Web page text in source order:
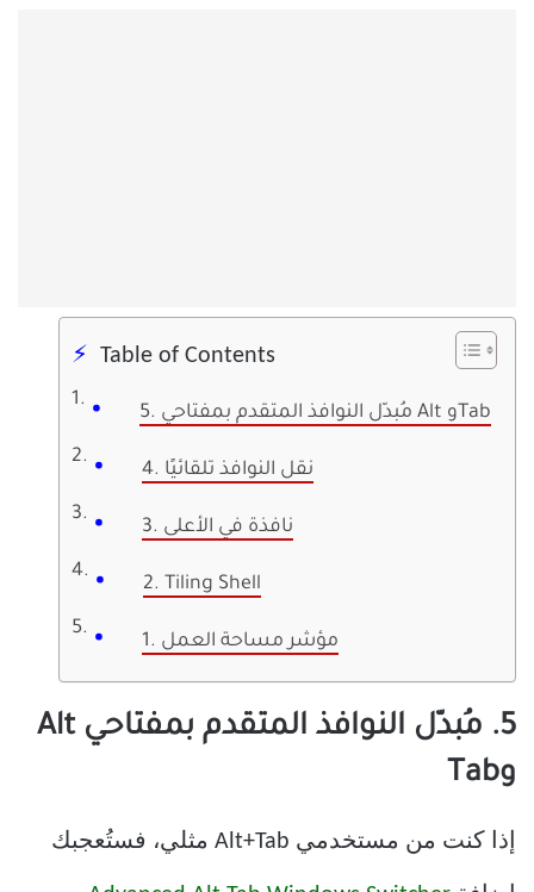
Table of Contents
5. مُبدّل النوافذ المتقدم بمفتاحي Alt وTab
4. نقل النوافذ تلقائيًا
3. نافذة في الأعلى
2. Tiling Shell
1. مؤشر مساحة العمل
5. مُبدّل النوافذ المتقدم بمفتاحي Alt
وTab
إذا كنت من مستخدمي Alt+Tab مثلي، فستُعجبك